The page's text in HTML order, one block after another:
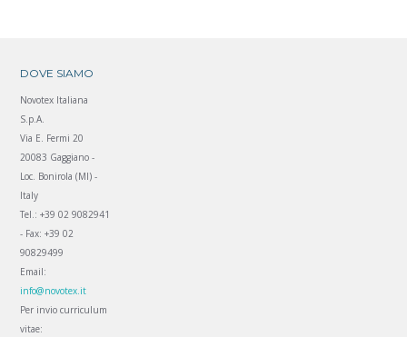
DOVE SIAMO
Novotex Italiana
S.p.A.
Via E. Fermi 20
20083 Gaggiano -
Loc. Bonirola (MI) -
Italy
Tel.: +39 02 9082941
- Fax: +39 02
90829499
Email:
info@novotex.it
Per invio curriculum
vitae: